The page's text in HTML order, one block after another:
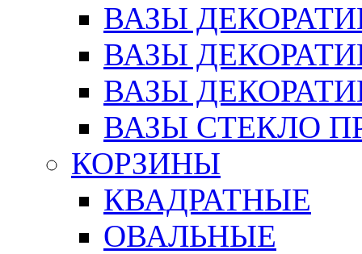
ВАЗЫ
ВАЗЫ
ВАЗЫ
ВАЗЫ СТЕКЛО
КОРЗИНЫ
КВАДРАТНЫЕ
ОВАЛЬНЫЕ